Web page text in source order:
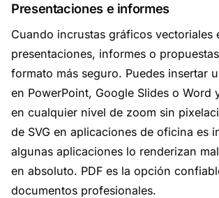
Presentaciones e informes
Cuando incrustas gráficos vectoriales
presentaciones, informes o
formato más seguro. Puedes insertar
en PowerPoint, Google Slides o Word
en cualquier nivel de zoom sin
de SVG en aplicaciones de oficina es
algunas aplicaciones lo renderizan
en absoluto. PDF es la opción
documentos profesionales.